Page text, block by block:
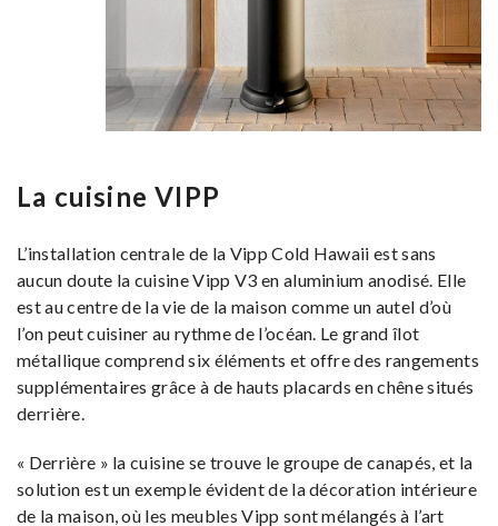
La cuisine VIPP
L’installation centrale de la Vipp Cold Hawaii est sans
aucun doute la cuisine Vipp V3 en aluminium anodisé. Elle
est au centre de la vie de la maison comme un autel d’où
l’on peut cuisiner au rythme de l’océan. Le grand îlot
métallique comprend six éléments et offre des rangements
supplémentaires grâce à de hauts placards en chêne situés
derrière.
« Derrière » la cuisine se trouve le groupe de canapés, et la
solution est un exemple évident de la décoration intérieure
de la maison, où les meubles Vipp sont mélangés à l’art